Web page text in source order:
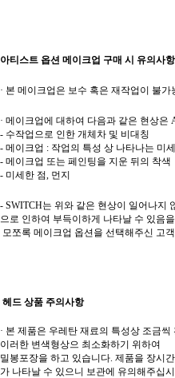
아티스트 옵션 메이크업 구매 시 유의사항
· 본 메이크업은 보수 혹은 재작업이 불가
· 메이크업에 대하여 다음과 같은 현상은
- 수작업으로 인한 개체차 및 비대칭
- 메이크업 : 작업의 특성 상 나타나는 미
- 메이크업 또는 페인팅을 지운 뒤의 착색
- 미세한 점, 먼지
- SWITCH는 위와 같은 현상이 일어나지
으로 인하여 부득이하게 나타날 수 있음
모쪼록 메이크업 옵션을 선택해주신 고
헤드 상품 주의사항
· 본 제품은 우레탄 재료의 특성상 조금
이러한 변색형상으 최소화하기 위하여
밀봉포장을 하고 있습니다. 제품을 장시
가 나타날 수 있으니 보관에 유의해주십시